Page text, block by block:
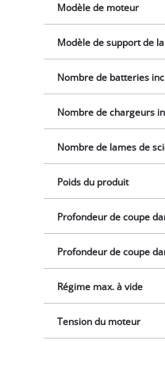
Modèle de moteur
Modèle de support de
Nombre de batteries
Nombre de chargeurs
Nombre de lames de
Poids du produit
Profondeur de coupe
Profondeur de coupe
Régime max. à vide
Tension du moteur